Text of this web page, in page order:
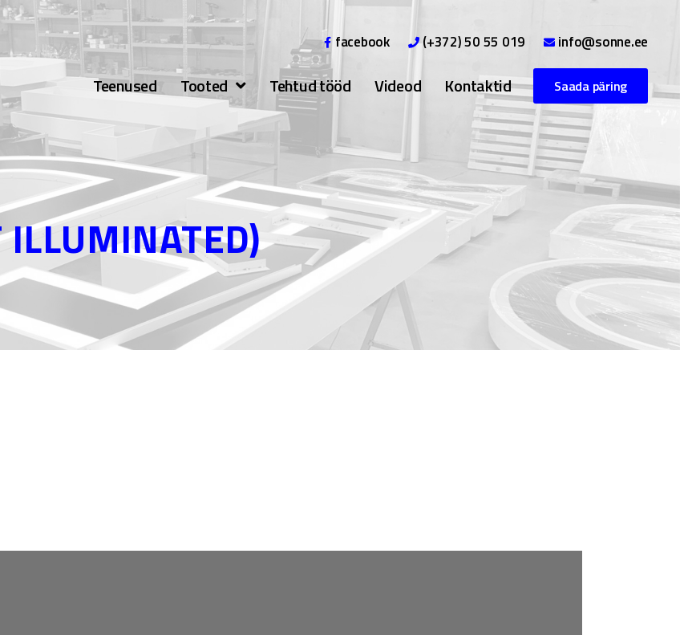
facebook (+372) 50 55 019 info@sonne.ee
Teenused Tooted Tehtud tööd Videod Kontaktid Saada päring